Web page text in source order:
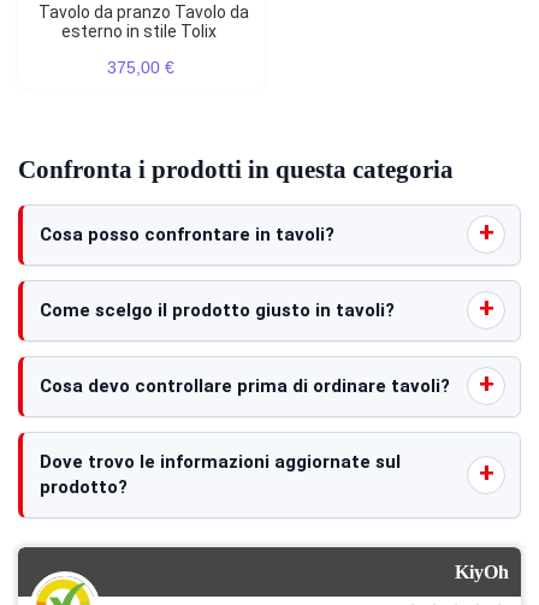
Tavolo da pranzo Tavolo da
esterno in stile Tolix
375,00 €
Confronta i prodotti in questa categoria
Cosa posso confrontare in tavoli?
Come scelgo il prodotto giusto in tavoli?
Cosa devo controllare prima di ordinare tavoli?
Dove trovo le informazioni aggiornate sul
prodotto?
KiyOh